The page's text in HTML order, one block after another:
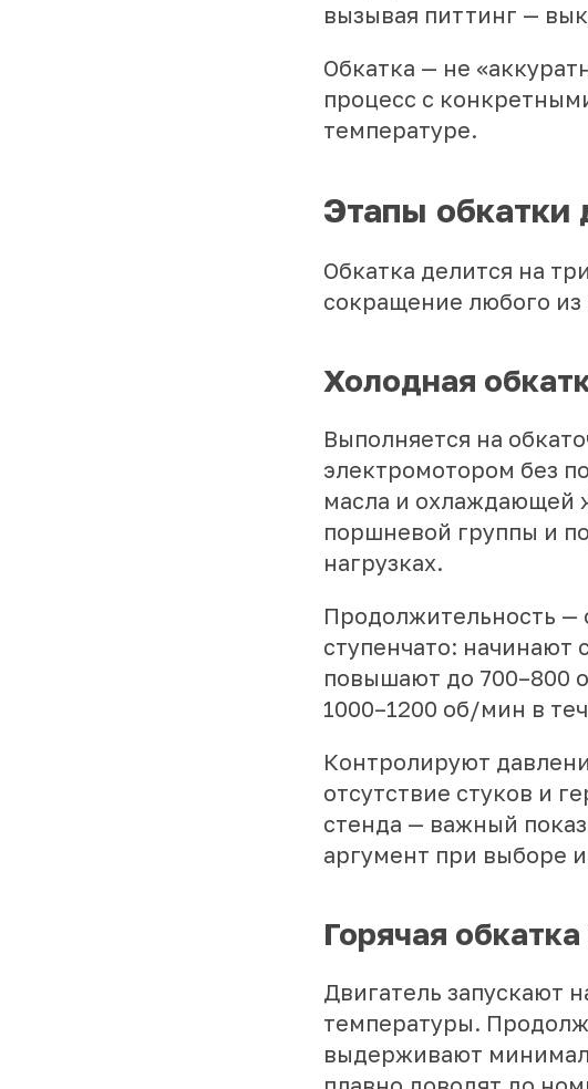
вызывая питтинг —
Обкатка — не
процесс с
температуре.
Этапы обкатки
Обкатка делится на
сокращение любого
Холодная
Выполняется на
электромотором без
масла и охлаждающей
поршневой группы и
нагрузках.
Продолжительность —
ступенчато: начинают
повышают до 700–800
1000–1200 об/мин в
Контролируют
отсутствие стуков и
стенда — важный
аргумент при выборе
Горячая
Двигатель запускают
температуры.
выдерживают